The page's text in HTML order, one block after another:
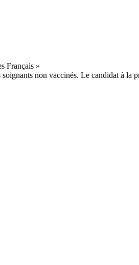
non vaccinés. Le candidat à la